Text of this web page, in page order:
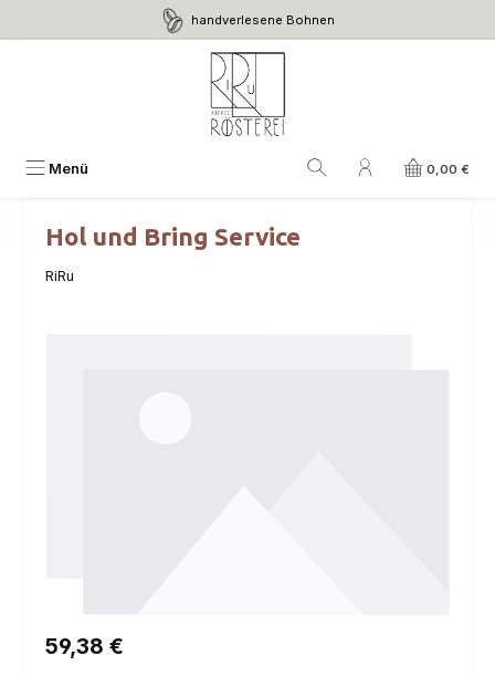
Zum Hauptinhalt springen handverlesene Bohnen
Menü 0,00 €
Hol und Bring Service
RiRu
Regulärer Preis:
59,38 €